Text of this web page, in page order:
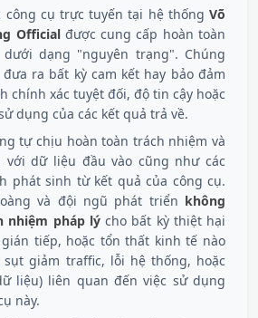
công cụ trực tuyến tại hệ thống Võ
Officialđược cung cấp hoàn toàn
dạng "nguyên trạng". Chúng
ra bất kỳ cam kết hay bảo đảm
chính xác tuyệt đối, độ tin cậy hoặc
dụng của các kết quả trả về.
tự chịu hoàn toàn trách nhiệm và
với dữ liệu đầu vào cũng như các
phát sinh từ kết quả của công cụ.
và đội ngũ phát triển không
nhiệm pháp lýcho bất kỳ thiệt hại
tiếp, hoặc tổn thất kinh tế nào
sụt giảm traffic, lỗi hệ thống, hoặc
liệu) liên quan đến việc sử dụng
này.